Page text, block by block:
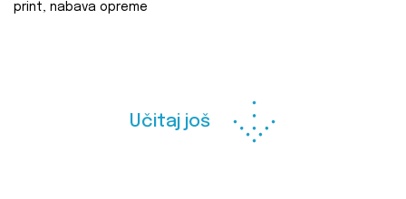
print, nabava opreme
Učitaj još